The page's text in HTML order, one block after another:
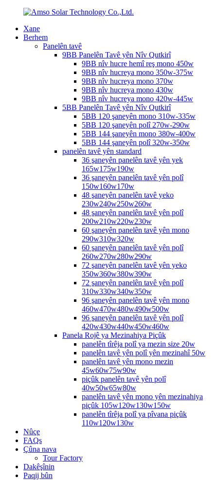
Xane
Berhem
Panelên tavê
9BB Panelên Tavê yên Nîv Qutkirî
9BB nîv hucre hemî reş mono 450w
9BB nîv hucreya mono 350w-375w
9BB nîv hucreya mono 370w
9BB nîv hucreya mono 430w
9BB nîv hucreya mono 420w-445w
5BB Panelên Tavê yên Nîv Qutkirî
5BB 120 şaneyên mono 310w-335w
5BB 120 şaneyên polî 270w-290w
5BB 144 şaneyên mono 380w-400w
5BB 144 şaneyên polî 320w-350w
panelên tavê yên standard
36 şaneyên panelên tavê yên yek
165w175w190w
36 şaneyên panelên tavê yên polî
150w160w170w
48 şaneyên panelên tavê yeko
230w240w250w260w
48 şaneyên panelên tavê yên polî
200w210w220w230w
60 şaneyên panelên tavê yên mono
290w310w320w
60 şaneyên panelên tavê yên polî
260w270w280w290w
72 şaneyên panelên tavê yên yeko
350w360w380w390w
72 şaneyên panelên tavê yên polî
310w330w340w350w
96 şaneyên panelên tavê yên mono
460w470w480w490w500w
96 şaneyên panelên tavê yên polî
420w430w440w450w460w
Panela Rojê ya Mezinahiya Piçûk
panelên tîrêja polî ya mezin size 20w
panelên tavê yên polî yên mezinahî 50w
panelên tavê yên mono mezin
45w60w75w90w
piçûk panelên tavê yên polî
40w50w65w80w
panelên tavê yên mono yên mezinahiya
piçûk 105w120w130w150w
panelên tîrêja polî ya pîvana piçûk
110w120w130w
Nûçe
FAQs
Çûna nava
Tour Factory
Dakêşînin
Paqij bûn